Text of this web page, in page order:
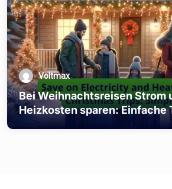
Voltmax
Bei Weihnachtsreisen Strom
Heizkosten sparen: Einfache